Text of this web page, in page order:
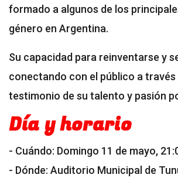
formado a algunos de los
género en Argentina.
Su capacidad para reinventarse y
conectando con el público a través
testimonio de su talento y pasión
Día y horario
- Cuándo: Domingo 11 de mayo,
- Dónde: Auditorio Municipal de